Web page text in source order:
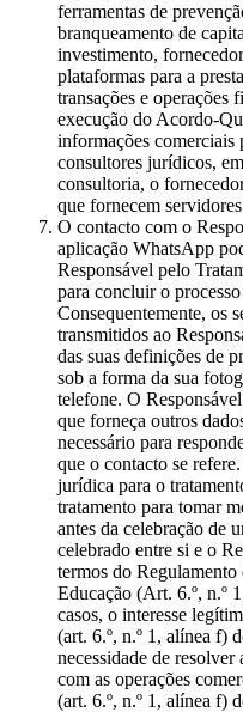
ferramentas de
branqueamento de
investimento,
plataformas para a
transações e operações
execução do Acordo-
informações comerciais
consultores jurídicos,
consultoria, o
que fornecem
O contacto com o
aplicação WhatsApp
Responsável pelo
para concluir o
Consequentemente, os
transmitidos ao
das suas definições de
sob a forma da sua
telefone. O
que forneça outros
necessário para
que o contacto se
jurídica para o
tratamento para tomar
antes da celebração de
celebrado entre si e o
termos do
Educação (Art. 6.º, n.º
casos, o interesse
(art. 6.º, n.º 1, alínea f)
necessidade de
com as operações
(art. 6.º, n.º 1, alínea f)